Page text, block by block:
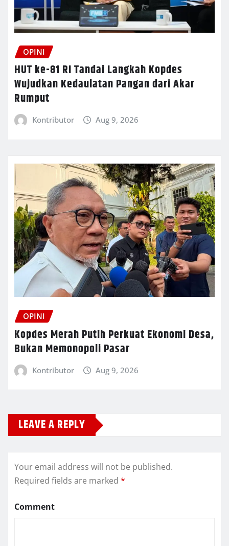
OPINI
HUT ke-81 RI Tandai Langkah Kopdes
Wujudkan Kedaulatan Pangan dari Akar
Rumput
Kontributor Aug 9, 2026
OPINI
Kopdes Merah Putih Perkuat Ekonomi Desa,
Bukan Memonopoli Pasar
Kontributor Aug 9, 2026
LEAVE A REPLY
Your email address will not be published.
Required fields are marked *
Comment